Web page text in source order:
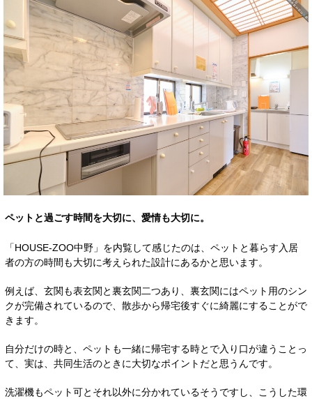
ペットと過ごす時間を大切に、愛情も大切に。
「HOUSE-ZOO中野」を内覧して感じたのは、ペットと暮らす入居
者の方の時間も大切に考えられた設計にあるかと思います。
例えば、玄関も表玄関と裏玄関二つあり、裏玄関にはペット用のシン
クが完備されているので、散歩から帰宅後すぐに綺麗にすることがで
きます。
自分だけの時と、ペットも一緒に帰宅する時とで入り口が違うことっ
て、実は、共同生活のときに大切なポイントだと思うんです。
洗濯機もペット可とそれ以外に分かれているそうですし、こうした環